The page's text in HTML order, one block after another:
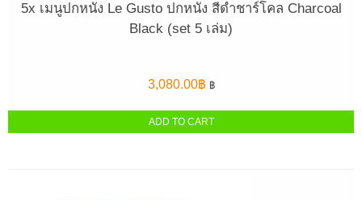
5x เมนูปกหนัง Le Gusto ปกหนัง สีดำชาร์โคล Charcoal
Black (set 5 เล่ม)
3,080.00฿ ฿
ADD TO CART